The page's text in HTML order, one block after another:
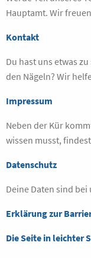
Hauptamt. Wir
Kontakt
Du hast uns etwas
den Nägeln? Wir
Impressum
Neben der Kür
wissen musst,
Datenschutz
Deine Daten sind bei
Erklärung zur
Die Seite in leichter